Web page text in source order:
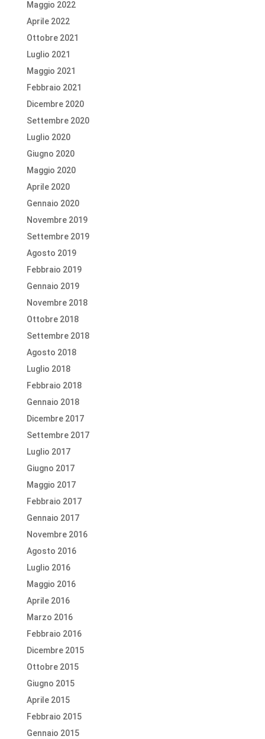
Maggio 2022
Aprile 2022
Ottobre 2021
Luglio 2021
Maggio 2021
Febbraio 2021
Dicembre 2020
Settembre 2020
Luglio 2020
Giugno 2020
Maggio 2020
Aprile 2020
Gennaio 2020
Novembre 2019
Settembre 2019
Agosto 2019
Febbraio 2019
Gennaio 2019
Novembre 2018
Ottobre 2018
Settembre 2018
Agosto 2018
Luglio 2018
Febbraio 2018
Gennaio 2018
Dicembre 2017
Settembre 2017
Luglio 2017
Giugno 2017
Maggio 2017
Febbraio 2017
Gennaio 2017
Novembre 2016
Agosto 2016
Luglio 2016
Maggio 2016
Aprile 2016
Marzo 2016
Febbraio 2016
Dicembre 2015
Ottobre 2015
Giugno 2015
Aprile 2015
Febbraio 2015
Gennaio 2015